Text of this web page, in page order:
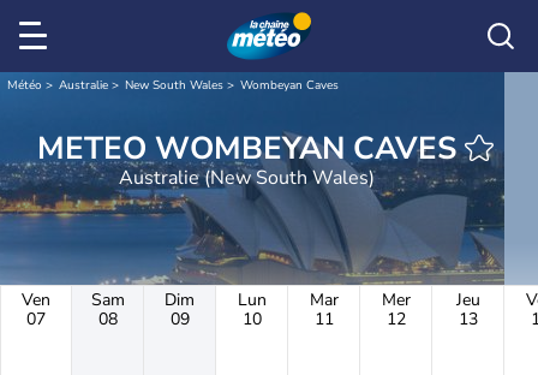
Météo Australie New South Wales Wombeyan Caves
METEO WOMBEYAN CAVES
Australie (New South Wales)
Ven
07
Sam
08
Dim
09
Lun
10
Mar
11
Mer
12
Jeu
13